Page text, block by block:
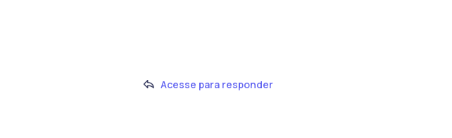
Acesse para responder